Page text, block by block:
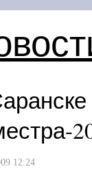
12:24